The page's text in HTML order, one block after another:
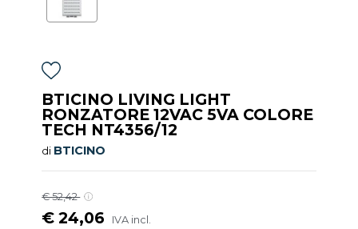
BTICINO LIVING LIGHT
RONZATORE 12VAC 5VA COLORE
TECH NT4356/12
di BTICINO
€ 52,42
€ 24,06 IVA incl.